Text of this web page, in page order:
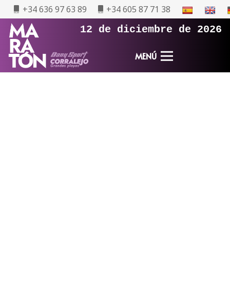
+34 636 97 63 89 +34 605 87 71 38
12 de diciembre de 2026
MENÚ